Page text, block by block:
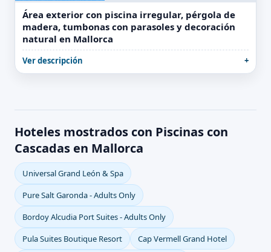
Área exterior con piscina irregular, pérgola de
madera, tumbonas con parasoles y decoración
natural en Mallorca
Ver descripción
Hoteles mostrados con Piscinas con
Cascadas en Mallorca
Universal Grand León & Spa
Pure Salt Garonda - Adults Only
Bordoy Alcudia Port Suites - Adults Only
Pula Suites Boutique Resort
Cap Vermell Grand Hotel